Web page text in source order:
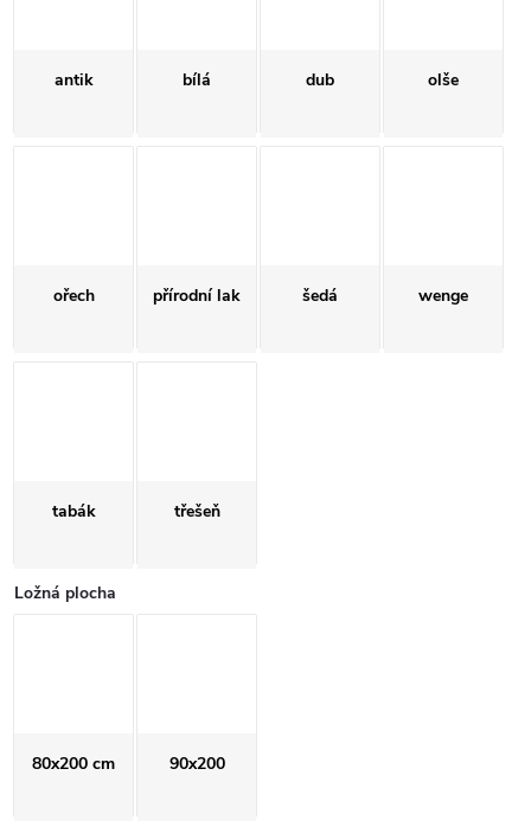
antik bílá dub olše
ořech přírodní lak šedá wenge
tabák třešeň
Ložná plocha
80x200 cm 90x200